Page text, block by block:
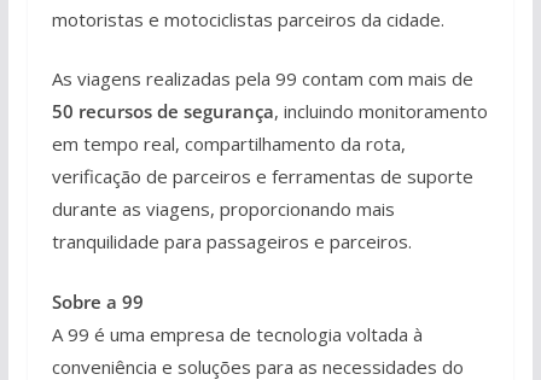
motoristas e motociclistas parceiros da cidade.
As viagens realizadas pela 99 contam com mais de
50 recursos de segurança, incluindo monitoramento
em tempo real, compartilhamento da rota,
verificação de parceiros e ferramentas de suporte
durante as viagens, proporcionando mais
tranquilidade para passageiros e parceiros.
Sobre a 99
A 99 é uma empresa de tecnologia voltada à
conveniência e soluções para as necessidades do